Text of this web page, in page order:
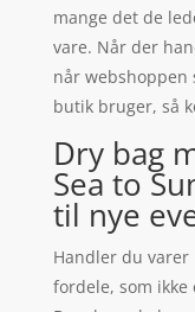
mange det de
vare. Når der
når webshoppen
butik bruger, så
Dry bag
Sea to
til nye
Handler du
fordele, som ikke